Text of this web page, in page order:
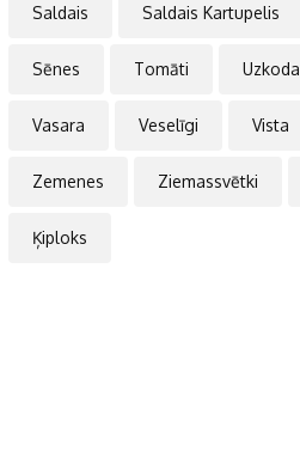
Saldais Saldais Kartupelis
Sēnes Tomāti Uzkoda
Vasara Veselīgi Vista
Zemenes Ziemassvētki
Ķiploks